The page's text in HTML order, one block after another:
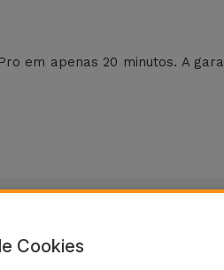
em apenas 20 minutos. A
Cookies